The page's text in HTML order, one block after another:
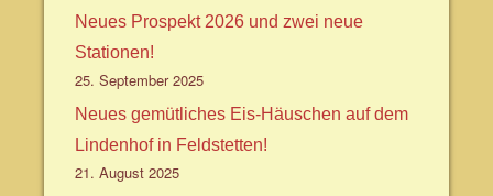
Neues Prospekt 2026 und zwei neue
Stationen!
25. September 2025
Neues gemütliches Eis-Häuschen auf dem
Lindenhof in Feldstetten!
21. August 2025